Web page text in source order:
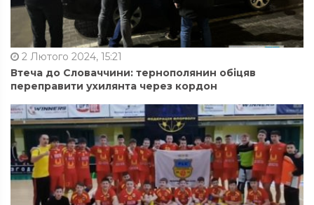
2 Лютого 2024, 15:21
Втеча до Словаччини: тернополянин обіцяв
переправити ухилянта через кордон